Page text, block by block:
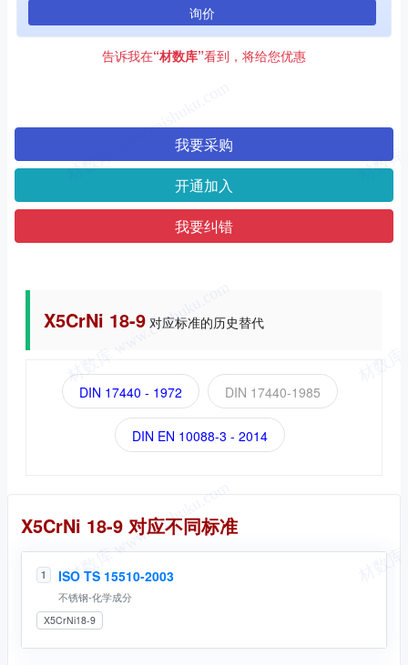
询价
告诉我在“材数库”看到，将给您优惠
我要采购
开通加入
我要纠错
X5CrNi 18-9 对应标准的历史替代
DIN 17440 - 1972 DIN 17440-1985
DIN EN 10088-3 - 2014
同名标准
X5CrNi 18-9 对应不同标准
1 ISO TS 15510-2003
不锈钢-化学成分
X5CrNi18-9